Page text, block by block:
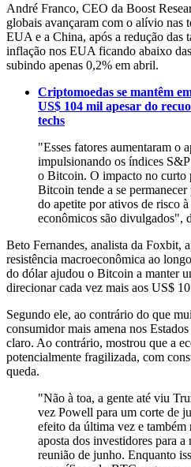
André Franco, CEO da Boost
globais avançaram com o alívio nas
EUA e a China, após a redução das
inflação nos EUA ficando abaixo
subindo apenas 0,2% em abril.
Criptomoedas se mantêm
US$ 104 mil apesar do
techs
"Esses fatores aumentaram o
impulsionando os índices
o Bitcoin. O impacto no curto
Bitcoin tende a se
do apetite por ativos de risco
econômicos são divulgados",
Beto Fernandes, analista da Foxbit,
resistência macroeconômica ao
do dólar ajudou o Bitcoin a manter
direcionar cada vez mais aos US$
Segundo ele, ao contrário do que
consumidor mais amena nos
claro. Ao contrário, mostrou que a
potencialmente fragilizada, com
queda.
"Não à toa, a gente até viu
vez Powell para um corte de
efeito da última vez e também
aposta dos investidores para a
reunião de junho. Enquanto